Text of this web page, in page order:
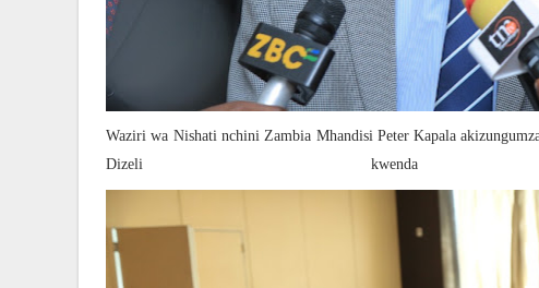
Waziri wa Nishati nchini Zambia Mhandisi Peter Kapala
Dizeli